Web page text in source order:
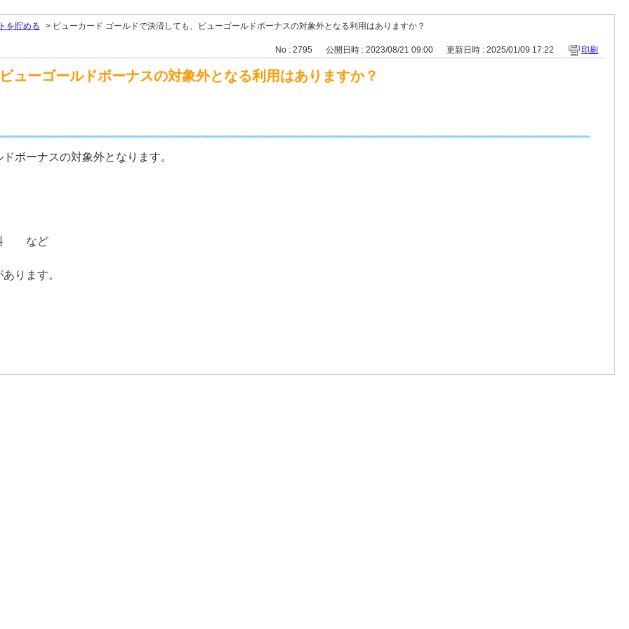
を貯める > ビューカード ゴールドで決済しても、ビューゴールドボーナスの対象外となる利用はありますか？
No : 2795 公開日時 : 2023/08/21 09:00 更新日時 : 2025/01/09 17:22 印刷
ューゴールドボーナスの対象外となる利用はありますか？
ボーナスの対象外となります。
料 など
ります。